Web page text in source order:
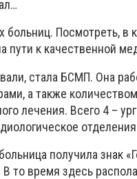
Посмотреть, в
пути к
стала БСМП. Она
а также
лечения. Всего 4 –
получила знак
то время здесь